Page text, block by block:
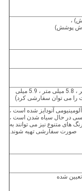
3.1 میلی متر ، 3.9 میلی متر ، 5.5 میلی متر ، 5.8 میلی متر ، 5.9 میلی
آنودایز شده است ،
در حال سیاه شدن است ،
متنوع نیز می توانند به
صورت سفارشی تهیه شوند.
شده